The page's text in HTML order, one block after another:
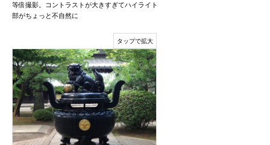
等倍撮影。コントラストが大きすぎてハイライト
部がちょっと不自然に